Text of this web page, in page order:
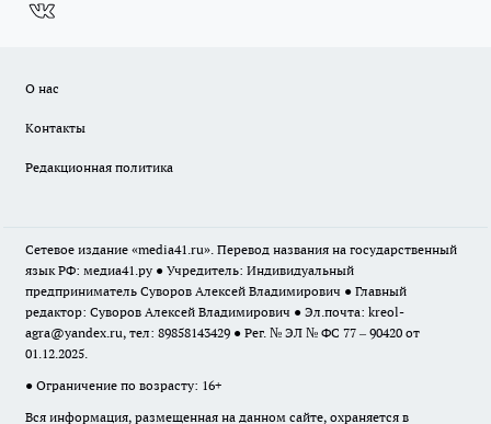
О нас
Контакты
Редакционная политика
Сетевое издание «media41.ru». Перевод названия на государственный
язык РФ: медиа41.ру ● Учредитель: Индивидуальный
предприниматель Суворов Алексей Владимирович ● Главный
редактор: Суворов Алексей Владимирович ● Эл.почта: kreol-
agra@yandex.ru, тел: 89858143429 ● Рег. № ЭЛ № ФС 77 – 90420 от
01.12.2025.
● Ограничение по возрасту: 16+
Вся информация, размещенная на данном сайте, охраняется в